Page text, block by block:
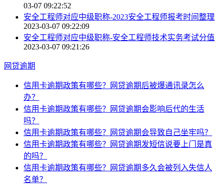
03-07 09:22:52
安全工程师对应中级职称-2023安全工程师报考时间整理
2023-03-07 09:22:09
安全工程师对应中级职称-安全工程师技术实务考试分值
2023-03-07 09:21:26
网贷逾期
信用卡逾期政策有哪些？网贷逾期后被爆通讯录怎么
办？
信用卡逾期政策有哪些？网贷逾期会影响后代的生活
吗？
信用卡逾期政策有哪些？网贷逾期会导致自己坐牢吗？
信用卡逾期政策有哪些？网贷逾期发短信说要上门是真
的吗？
信用卡逾期政策有哪些？网贷逾期多久会被列入失信人
名单？